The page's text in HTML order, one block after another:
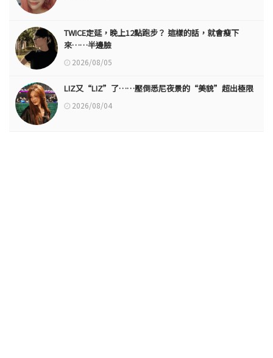
TWICE定延，晚上12點跑步？ 這樣的話，就會瘦下
來……半邊臉
2026/08/05
LIZ又“LIZ”了……壓倒悉尼夜景的“美貌”超出極限
2026/08/04